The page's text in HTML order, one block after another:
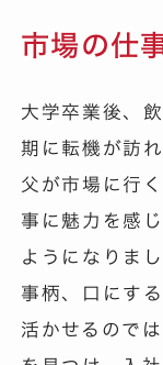
市場の仕
大学卒業後、
期に転機が訪れ
父が市場に行
事に魅力を感
ようになりま
事柄、口にす
活かせるので